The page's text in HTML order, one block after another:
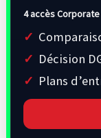
4 accès Corporate
Décision
Plans